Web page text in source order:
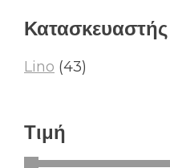
Κατασκευαστής
Lino (43)
Τιμή